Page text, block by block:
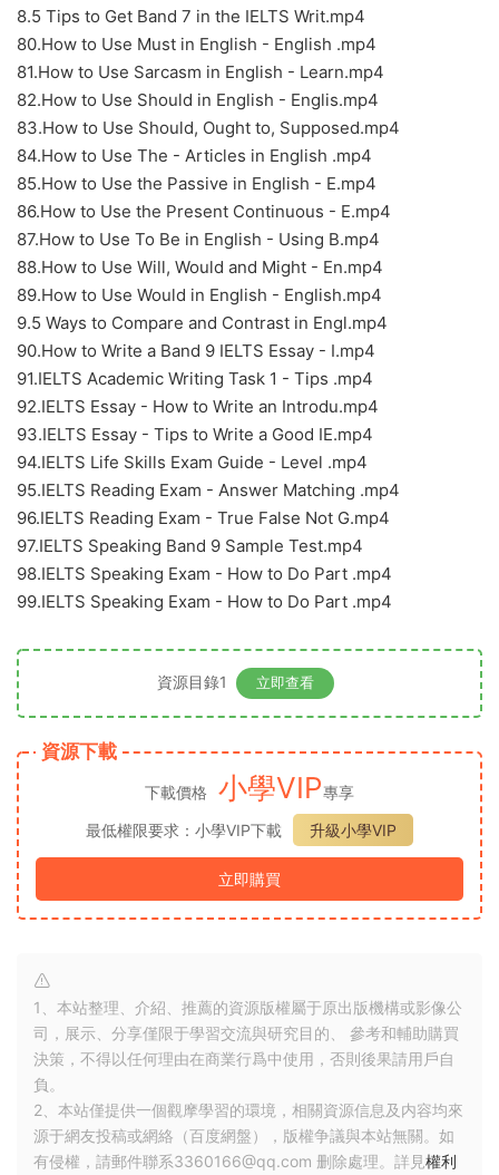
8.5 Tips to Get Band 7 in the IELTS Writ.mp4
80.How to Use Must in English - English .mp4
81.How to Use Sarcasm in English - Learn.mp4
82.How to Use Should in English - Englis.mp4
83.How to Use Should, Ought to, Supposed.mp4
84.How to Use The - Articles in English .mp4
85.How to Use the Passive in English - E.mp4
86.How to Use the Present Continuous - E.mp4
87.How to Use To Be in English - Using B.mp4
88.How to Use Will, Would and Might - En.mp4
89.How to Use Would in English - English.mp4
9.5 Ways to Compare and Contrast in Engl.mp4
90.How to Write a Band 9 IELTS Essay - I.mp4
91.IELTS Academic Writing Task 1 - Tips .mp4
92.IELTS Essay - How to Write an Introdu.mp4
93.IELTS Essay - Tips to Write a Good IE.mp4
94.IELTS Life Skills Exam Guide - Level .mp4
95.IELTS Reading Exam - Answer Matching .mp4
96.IELTS Reading Exam - True False Not G.mp4
97.IELTS Speaking Band 9 Sample Test.mp4
98.IELTS Speaking Exam - How to Do Part .mp4
99.IELTS Speaking Exam - How to Do Part .mp4
資源目錄1 立即查看
資源下載
下載價格 小學VIP專享
最低權限要求：小學VIP下載
升級小學VIP
立即購買
1、本站整理、介紹、推薦的資源版權屬于原出版機構或影像公
司，展示、分享僅限于學習交流與研究目的、 參考和輔助購買
決策，不得以任何理由在商業行爲中使用，否則後果請用戶自
負。
2、本站僅提供一個觀摩學習的環境，相關資源信息及内容均來
源于網友投稿或網絡（百度網盤），版權争議與本站無關。如
有侵權，請郵件聯系3360166@qq.com 删除處理。詳見權利